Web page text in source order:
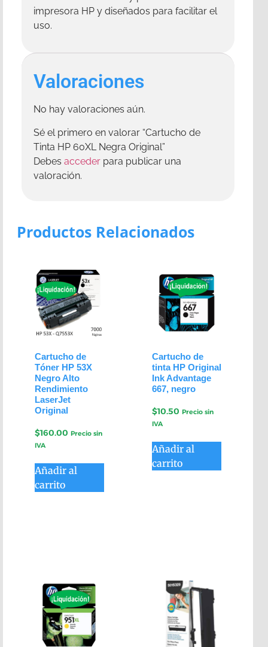
impresora HP y diseñados para facilitar el
uso.
Valoraciones
No hay valoraciones aún.
Sé el primero en valorar “Cartucho de
Tinta HP 60XL Negra Original”
Debes acceder para publicar una
valoración.
Productos Relacionados
Cartucho de
Tóner HP 53X
Negro Alto
Rendimiento
LaserJet
Original
$160.00 Precio sin
IVA
Añadir al
carrito
Cartucho de
tinta HP Original
Ink Advantage
667, negro
$10.50 Precio sin
IVA
Añadir al
carrito